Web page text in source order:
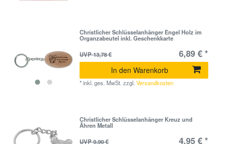
Christlicher Schlüsselanhänger Engel Holz im
Organzabeutel inkl. Geschenkkarte
UVP 13,78 €
6,89 € *
In den Warenkorb
*inkl. ges. MwSt. zzgl.Versandkosten
Christlicher Schlüsselanhänger Kreuz und
Ähren Metall
UVP 9,90 €
4,95 € *